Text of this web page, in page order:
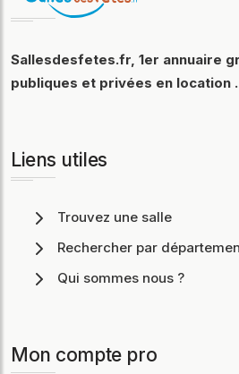
Sallesdesfetes.fr, 1er annuaire
publiques et privées en location
Liens utiles
Trouvez une salle
Rechercher par
Qui sommes nous ?
Mon compte pro